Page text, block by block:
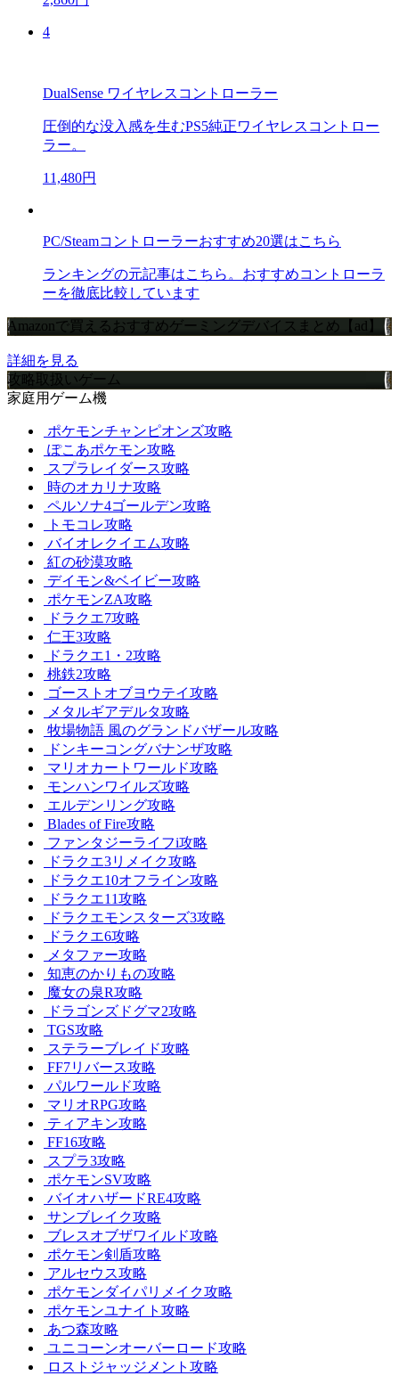
4
DualSense ワイヤレスコントローラー
圧倒的な没入感を生むPS5純正ワイヤレスコントロー
ラー。
11,480円
PC/Steamコントローラーおすすめ20選はこちら
ランキングの元記事はこちら。おすすめコントローラ
ーを徹底比較しています
Amazonで買えるおすすめゲーミングデバイスまとめ【ad】
詳細を見る
攻略取扱いゲーム
家庭用ゲーム機
ポケモンチャンピオンズ攻略
ぽこあポケモン攻略
スプラレイダース攻略
時のオカリナ攻略
ペルソナ4ゴールデン攻略
トモコレ攻略
バイオレクイエム攻略
紅の砂漠攻略
デイモン&ベイビー攻略
ポケモンZA攻略
ドラクエ7攻略
仁王3攻略
ドラクエ1・2攻略
桃鉄2攻略
ゴーストオブヨウテイ攻略
メタルギアデルタ攻略
牧場物語 風のグランドバザール攻略
ドンキーコングバナンザ攻略
マリオカートワールド攻略
モンハンワイルズ攻略
エルデンリング攻略
Blades of Fire攻略
ファンタジーライフi攻略
ドラクエ3リメイク攻略
ドラクエ10オフライン攻略
ドラクエ11攻略
ドラクエモンスターズ3攻略
ドラクエ6攻略
メタファー攻略
知恵のかりもの攻略
魔女の泉R攻略
ドラゴンズドグマ2攻略
TGS攻略
ステラーブレイド攻略
FF7リバース攻略
パルワールド攻略
マリオRPG攻略
ティアキン攻略
FF16攻略
スプラ3攻略
ポケモンSV攻略
バイオハザードRE4攻略
サンブレイク攻略
ブレスオブザワイルド攻略
ポケモン剣盾攻略
アルセウス攻略
ポケモンダイパリメイク攻略
ポケモンユナイト攻略
あつ森攻略
ユニコーンオーバーロード攻略
ロストジャッジメント攻略